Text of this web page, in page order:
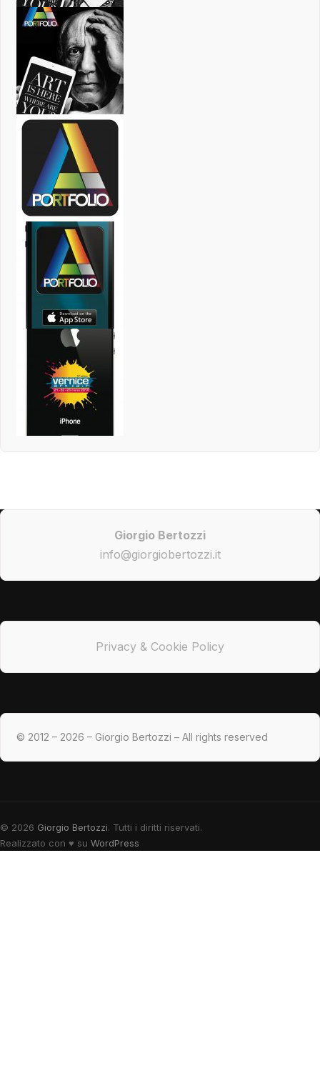
Giorgio Bertozzi
info@giorgiobertozzi.it
Privacy & Cookie Policy
© 2012 – 2026 – Giorgio Bertozzi – All rights reserved
© 2026 Giorgio Bertozzi. Tutti i diritti riservati.
Realizzato con ♥ su WordPress